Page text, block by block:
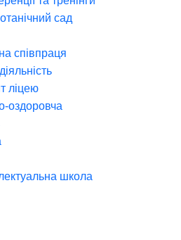
сад
співпраця
ліцею
оздоровча
школа